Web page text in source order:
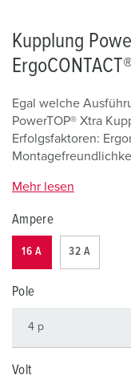
Kupplung
Egal welche
PowerTOP® Xtra
Erfolgsfaktoren:
Mehr lesen
Ampere
16 A 32 A
Pole
Volt